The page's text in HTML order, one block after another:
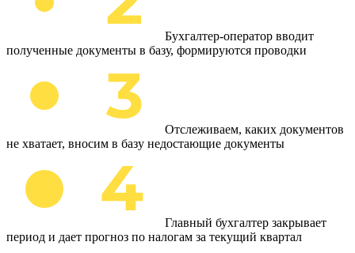
Бухгалтер-оператор вводит
полученные документы в базу, формируются проводки
Отслеживаем, каких документов
не хватает, вносим в базу недостающие документы
Главный бухгалтер закрывает
период и дает прогноз по налогам за текущий квартал